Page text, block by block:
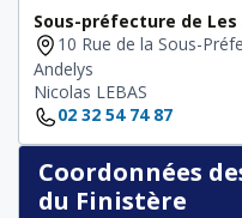
Sous-préfecture de Les
10 Rue de la Sous-
Andelys
Nicolas LEBAS
02 32 54 74 87
Coordonnées
du Finistère